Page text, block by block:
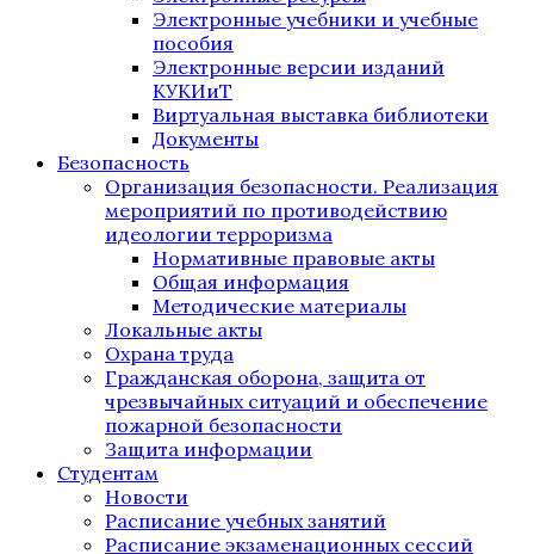
Электронные учебники и учебные
пособия
Электронные версии изданий
КУКИиТ
Виртуальная выставка библиотеки
Документы
Безопасность
Организация безопасности. Реализация
мероприятий по противодействию
идеологии терроризма
Нормативные правовые акты
Общая информация
Методические материалы
Локальные акты
Охрана труда
Гражданская оборона, защита от
чрезвычайных ситуаций и обеспечение
пожарной безопасности
Защита информации
Студентам
Новости
Расписание учебных занятий
Расписание экзаменационных сессий